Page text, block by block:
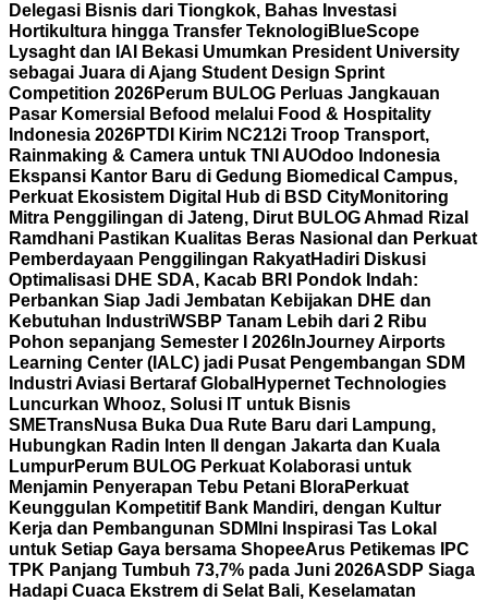
Delegasi Bisnis dari Tiongkok, Bahas Investasi
Hortikultura hingga Transfer TeknologiBlueScope
Lysaght dan IAI Bekasi Umumkan President University
sebagai Juara di Ajang Student Design Sprint
Competition 2026Perum BULOG Perluas Jangkauan
Pasar Komersial Befood melalui Food & Hospitality
Indonesia 2026PTDI Kirim NC212i Troop Transport,
Rainmaking & Camera untuk TNI AUOdoo Indonesia
Ekspansi Kantor Baru di Gedung Biomedical Campus,
Perkuat Ekosistem Digital Hub di BSD CityMonitoring
Mitra Penggilingan di Jateng, Dirut BULOG Ahmad Rizal
Ramdhani Pastikan Kualitas Beras Nasional dan Perkuat
Pemberdayaan Penggilingan RakyatHadiri Diskusi
Optimalisasi DHE SDA, Kacab BRI Pondok Indah:
Perbankan Siap Jadi Jembatan Kebijakan DHE dan
Kebutuhan IndustriWSBP Tanam Lebih dari 2 Ribu
Pohon sepanjang Semester I 2026 InJourney Airports
Learning Center (IALC) jadi Pusat Pengembangan SDM
Industri Aviasi Bertaraf Global Hypernet Technologies
Luncurkan Whooz, Solusi IT untuk Bisnis
SMETransNusa Buka Dua Rute Baru dari Lampung,
Hubungkan Radin Inten II dengan Jakarta dan Kuala
LumpurPerum BULOG Perkuat Kolaborasi untuk
Menjamin Penyerapan Tebu Petani BloraPerkuat
Keunggulan Kompetitif Bank Mandiri, dengan Kultur
Kerja dan Pembangunan SDM Ini Inspirasi Tas Lokal
untuk Setiap Gaya bersama ShopeeArus Petikemas IPC
TPK Panjang Tumbuh 73,7% pada Juni 2026ASDP Siaga
Hadapi Cuaca Ekstrem di Selat Bali, Keselamatan